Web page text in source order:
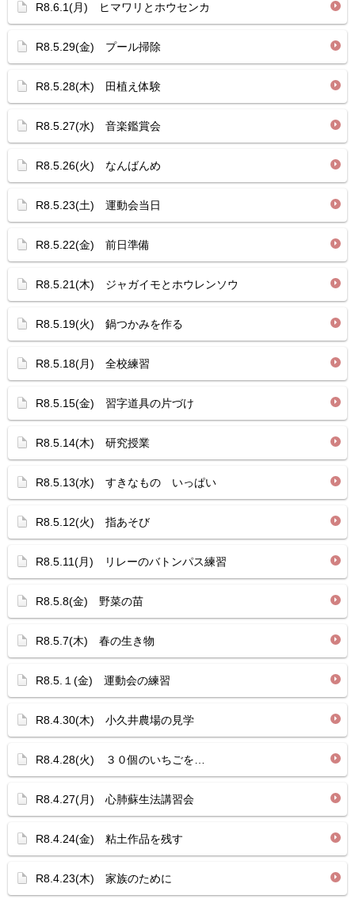
R8.6.1(月) ヒマワリとホウセンカ
R8.5.29(金) プール掃除
R8.5.28(木) 田植え体験
R8.5.27(水) 音楽鑑賞会
R8.5.26(火) なんばんめ
R8.5.23(土) 運動会当日
R8.5.22(金) 前日準備
R8.5.21(木) ジャガイモとホウレンソウ
R8.5.19(火) 鍋つかみを作る
R8.5.18(月) 全校練習
R8.5.15(金) 習字道具の片づけ
R8.5.14(木) 研究授業
R8.5.13(水) すきなもの いっぱい
R8.5.12(火) 指あそび
R8.5.11(月) リレーのバトンパス練習
R8.5.8(金) 野菜の苗
R8.5.7(木) 春の生き物
R8.5.１(金) 運動会の練習
R8.4.30(木) 小久井農場の見学
R8.4.28(火) ３０個のいちごを…
R8.4.27(月) 心肺蘇生法講習会
R8.4.24(金) 粘土作品を残す
R8.4.23(木) 家族のために